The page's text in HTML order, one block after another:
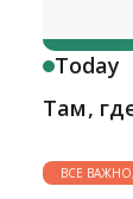
Today
Там,
ВСЕ